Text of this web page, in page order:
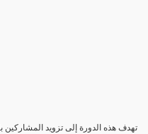
تهدف هذه الدورة إلى تزويد المشاركين